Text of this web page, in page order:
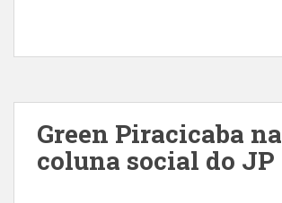
Green Piracicaba na
coluna social do JP